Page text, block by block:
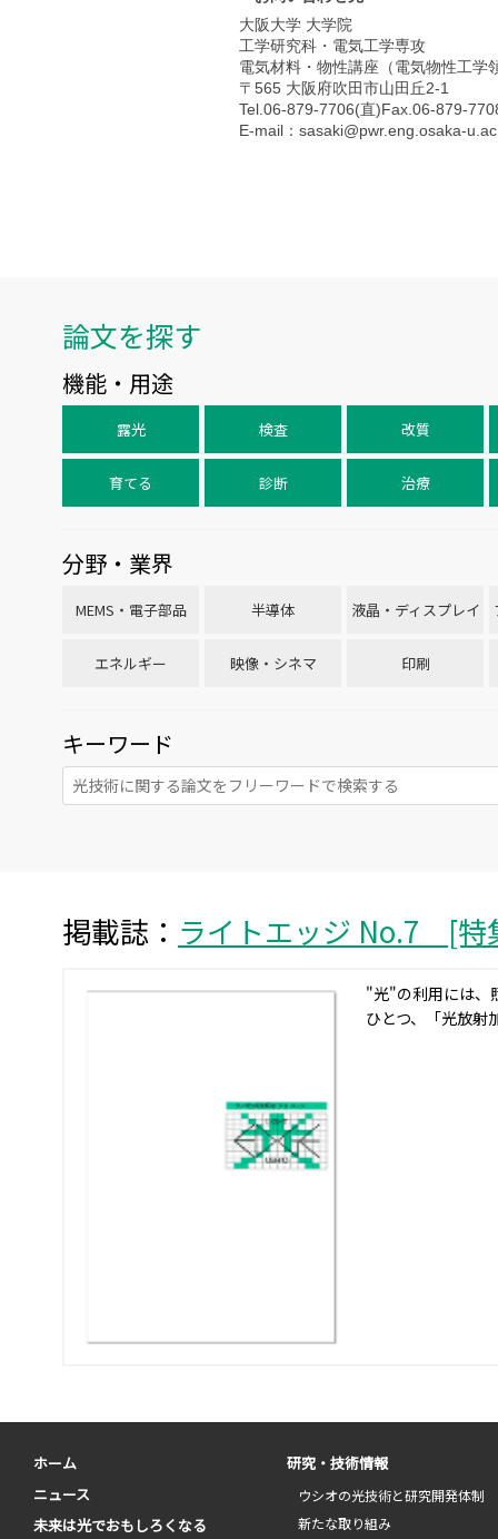
大阪大学 大学院
工学研究科・電気工学専攻
電気材料・物性講座（電気物性工学
〒565 大阪府吹田市山田丘2-1
Tel.06-879-7706(直)Fax.06-879-
E-mail：sasaki@pwr.eng.osaka-
論文を探す
機能・用途
露光 検査 改質
育てる 診断 治療
分野・業界
MEMS・電子部品 半導体 液晶・ディスプレイ
エネルギー 映像・シネマ 印刷
キーワード
掲載誌： ライトエッジ No.7 [特
"光"の利用には、
ひとつ、「光放射
ホーム
ニュース
未来は光でおもしろくなる
研究・技術情報
ウシオの光技術と研究開発体制
新たな取り組み